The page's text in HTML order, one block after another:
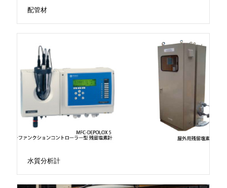
配管材
水質分析計